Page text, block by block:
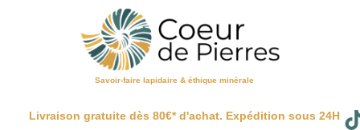
Savoir-faire lapidaire & éthique minérale
Livraison gratuite dès 80€* d'achat. Expédition sous 24H